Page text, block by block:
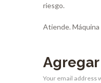
riesgo.
Atiende.
Your email address